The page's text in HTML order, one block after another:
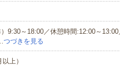
9:30～18:00／休憩時間:12:00～
つづきを見る
上）